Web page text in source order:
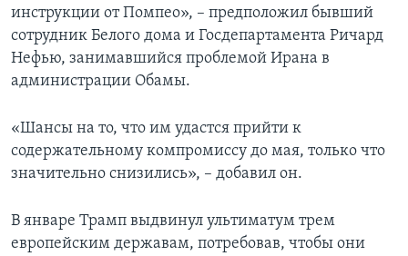
инструкции от Помпео», – предположил бывший
сотрудник Белого дома и Госдепартамента Ричард
Нефью, занимавшийся проблемой Ирана в
администрации Обамы.
«Шансы на то, что им удастся прийти к
содержательному компромиссу до мая, только что
значительно снизились», – добавил он.
В январе Трамп выдвинул ультиматум трем
европейским державам, потребовав, чтобы они